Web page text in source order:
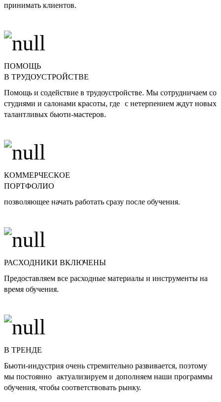
принимать клиентов.
ПОМОЩЬ
В ТРУДОУСТРОЙСТВЕ
Помощь и содействие в трудоустройстве. Мы сотрудничаем со
студиями и салонами красоты, где с нетерпением ждут новых
талантливых бьюти-мастеров.
КОММЕРЧЕСКОЕ
ПОРТФОЛИО
позволяющее начать работать сразу после обучения.
РАСХОДНИКИ ВКЛЮЧЕНЫ
Предоставляем все расходные материалы и инструменты на
время обучения.
В ТРЕНДЕ
Бьюти-индустрия очень стремительно развивается, поэтому
мы постоянно актуализируем и дополняем наши программы
обучения, чтобы соответствовать рынку.